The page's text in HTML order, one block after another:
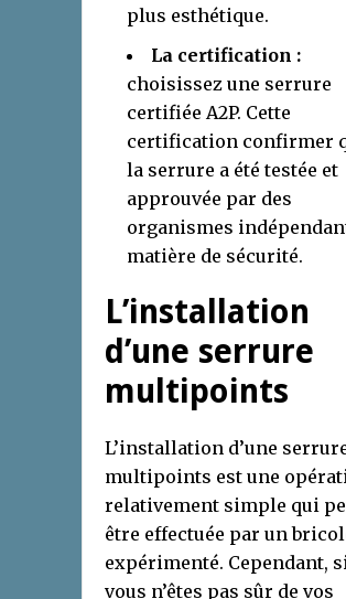
plus esthétique.
La certification :
choisissez une serrure
certifiée A2P. Cette
certification confirmer
la serrure a été testée et
approuvée par des
organismes
matière de sécurité.
L’installation
d’une serrure
multipoints
L’installation d’une
multipoints est une
relativement simple qui
être effectuée par un
expérimenté. Cependant,
vous n’êtes pas sûr de vos